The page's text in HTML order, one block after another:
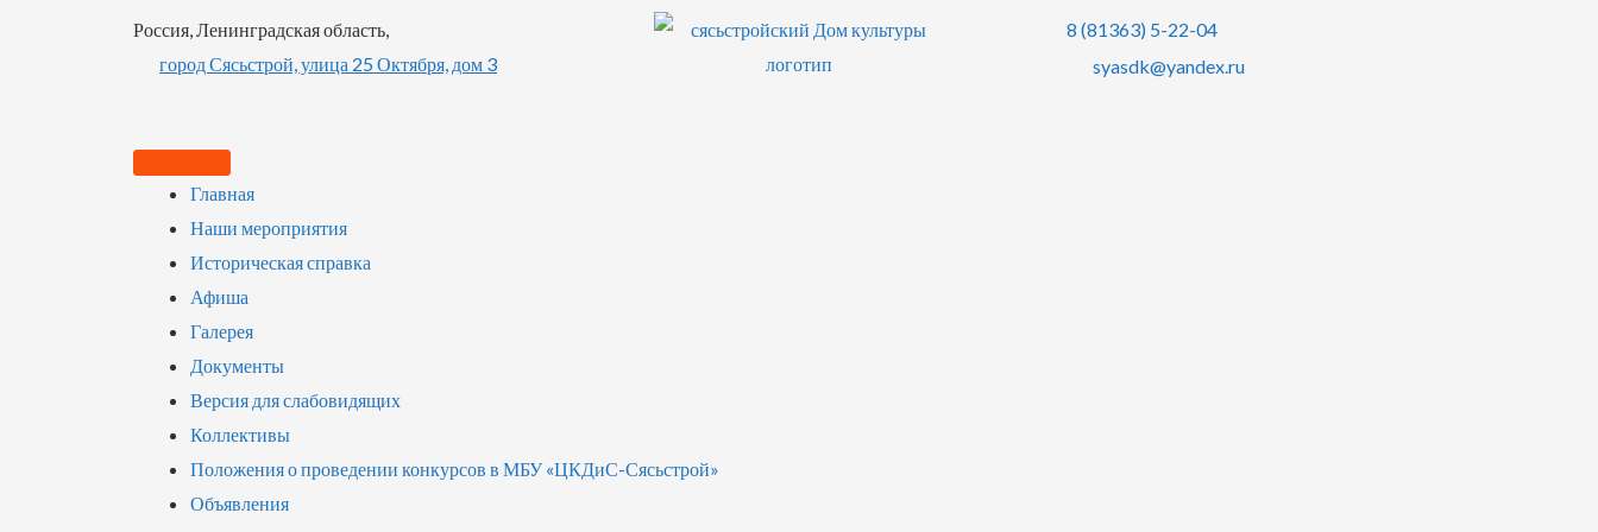
Россия, Ленинградская область,
город Сясьстрой, улица 25 Октября, дом 3
8 (81363) 5-22-04
syasdk@yandex.ru
Главная
Наши мероприятия
Историческая справка
Афиша
Галерея
Документы
Версия для слабовидящих
Коллективы
Положения о проведении конкурсов в МБУ «ЦКДиС-Сясьстрой»
Объявления